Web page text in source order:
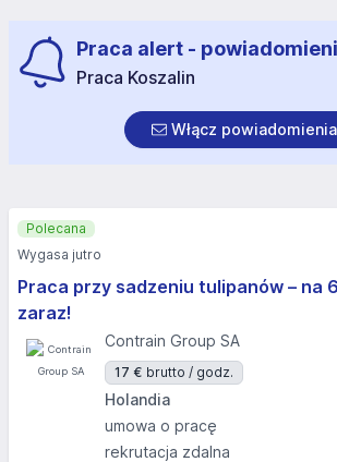
Praca alert -
Praca Koszalin
Włącz powiadomienia
Praca przy sadzeniu tulipanów – na
zaraz!
Contrain Group SA
17 € brutto / godz.
Holandia
umowa o pracę
rekrutacja zdalna
Polecana
Wygasa jutro